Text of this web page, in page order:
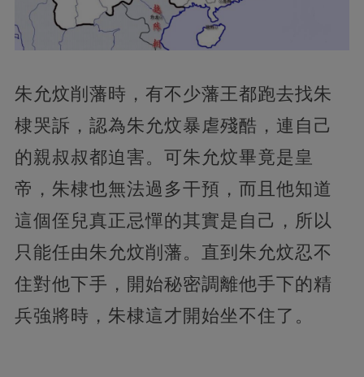
朱允炆削藩時，有不少藩王都跑去找朱
棣哭訴，認為朱允炆暴虐殘酷，連自己
的親叔叔都迫害。可朱允炆畢竟是皇
帝，朱棣也無法過多干預，而且他知道
這個侄兒真正忌憚的其實是自己，所以
只能任由朱允炆削藩。直到朱允炆忍不
住對他下手，開始秘密調離他手下的精
兵強將時，朱棣這才開始坐不住了。